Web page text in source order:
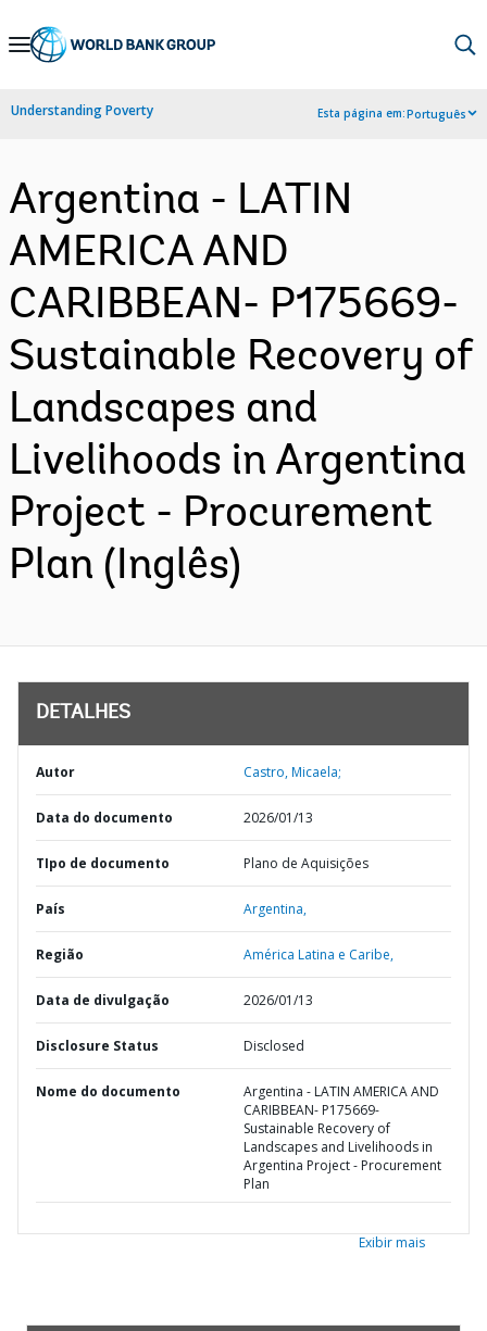
Skip
Navigation
Understanding Poverty Esta página em:Português
Argentina - LATIN
AMERICA AND
CARIBBEAN- P175669-
Sustainable Recovery of
Landscapes and
Livelihoods in Argentina
Project - Procurement
Plan (Inglês)
DETALHES
Autor Castro, Micaela;
Data do documento 2026/01/13
TIpo de documento Plano de Aquisições
País Argentina,
Região América Latina e Caribe,
Data de divulgação 2026/01/13
Disclosure Status Disclosed
Nome do documento
Argentina - LATIN AMERICA AND
CARIBBEAN- P175669-
Sustainable Recovery of
Landscapes and Livelihoods in
Argentina Project - Procurement
Plan
Exibir mais